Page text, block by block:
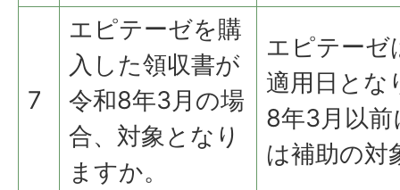
7
エピテーゼを購
入した領収書が
令和8年3月の場
合、対象となり
ますか。
エピテーゼ
適用日とな
8年3月以
は補助の対